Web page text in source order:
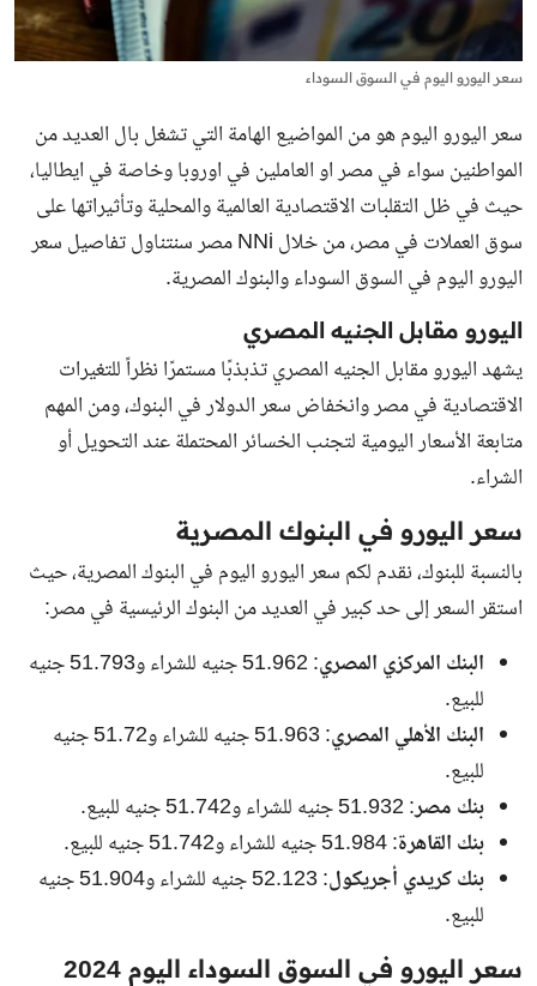
سعر اليورو اليوم في السوق السوداء
سعر اليورو اليوم هو من المواضيع الهامة التي تشغل بال العديد من
المواطنين سواء في مصر او العاملين في اوروبا وخاصة في ايطاليا،
حيث في ظل التقلبات الاقتصادية العالمية والمحلية وتأثيراتها على
سوق العملات في مصر، من خلال NNi مصر سنتناول تفاصيل سعر
اليورو اليوم في السوق السوداء والبنوك المصرية.
اليورو مقابل الجنيه المصري
يشهد اليورو مقابل الجنيه المصري تذبذبًا مستمرًا نظراً للتغيرات
الاقتصادية في مصر وانخفاض سعر الدولار في البنوك، ومن المهم
متابعة الأسعار اليومية لتجنب الخسائر المحتملة عند التحويل أو
الشراء.
سعر اليورو في البنوك المصرية
بالنسبة للبنوك، نقدم لكم سعر اليورو اليوم في البنوك المصرية، حيث
استقر السعر إلى حد كبير في العديد من البنوك الرئيسية في مصر:
البنك المركزي المصري
: 51.962 جنيه للشراء و51.793 جنيه
للبيع.
البنك الأهلي المصري
: 51.963 جنيه للشراء و51.72 جنيه
للبيع.
بنك مصر: 51.932 جنيه للشراء و51.742 جنيه للبيع.
بنك القاهرة: 51.984 جنيه للشراء و51.742 جنيه للبيع.
بنك كريدي أجريكول
: 52.123 جنيه للشراء و51.904 جنيه
للبيع.
سعر اليورو في السوق السوداء اليوم 2024